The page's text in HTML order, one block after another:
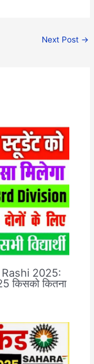
Next Post →
2025:
किसको कितना